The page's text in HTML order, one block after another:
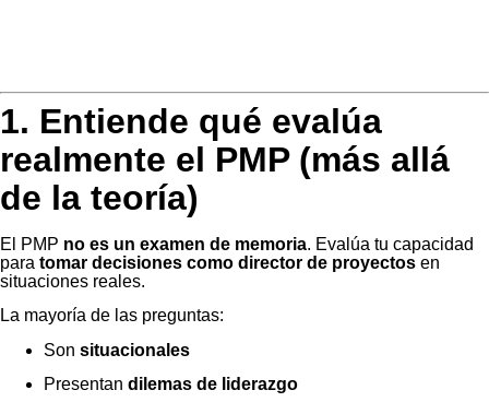
1. Entiende qué evalúa
realmente el PMP (más allá
de la teoría)
El PMP no es un examen de memoria. Evalúa tu capacidad
para tomar decisiones como director de proyectos en
situaciones reales.
La mayoría de las preguntas:
Son situacionales
Presentan dilemas de liderazgo